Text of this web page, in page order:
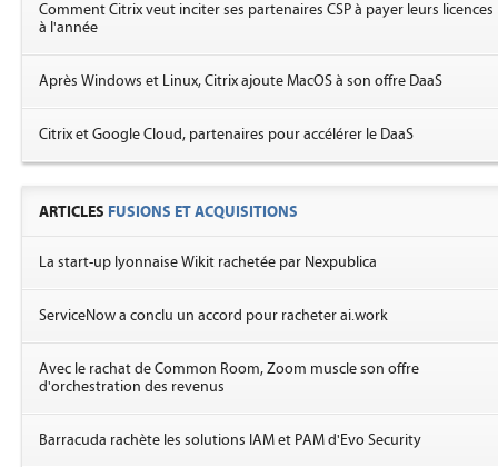
Comment Citrix veut inciter ses partenaires CSP à payer leurs licences
à l'année
Après Windows et Linux, Citrix ajoute MacOS à son offre DaaS
Citrix et Google Cloud, partenaires pour accélérer le DaaS
ARTICLES FUSIONS ET ACQUISITIONS
La start-up lyonnaise Wikit rachetée par Nexpublica
ServiceNow a conclu un accord pour racheter ai.work
Avec le rachat de Common Room, Zoom muscle son offre
d'orchestration des revenus
Barracuda rachète les solutions IAM et PAM d'Evo Security